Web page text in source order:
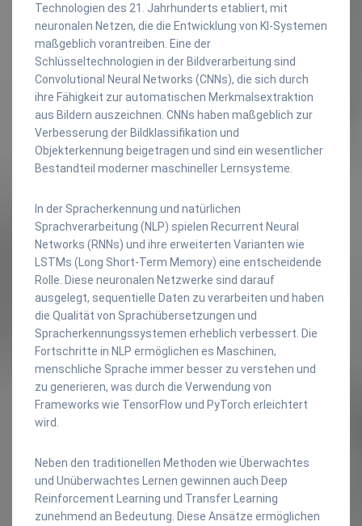
Technologien des 21. Jahrhunderts etabliert, mit
neuronalen Netzen, die die Entwicklung von KI-Systemen
maßgeblich vorantreiben. Eine der
Schlüsseltechnologien in der Bildverarbeitung sind
Convolutional Neural Networks (CNNs), die sich durch
ihre Fähigkeit zur automatischen Merkmalsextraktion
aus Bildern auszeichnen. CNNs haben maßgeblich zur
Verbesserung der Bildklassifikation und
Objekterkennung beigetragen und sind ein wesentlicher
Bestandteil moderner maschineller Lernsysteme.
In der Spracherkennung und natürlichen
Sprachverarbeitung (NLP) spielen Recurrent Neural
Networks (RNNs) und ihre erweiterten Varianten wie
LSTMs (Long Short-Term Memory) eine entscheidende
Rolle. Diese neuronalen Netzwerke sind darauf
ausgelegt, sequentielle Daten zu verarbeiten und haben
die Qualität von Sprachübersetzungen und
Spracherkennungssystemen erheblich verbessert. Die
Fortschritte in NLP ermöglichen es Maschinen,
menschliche Sprache immer besser zu verstehen und
zu generieren, was durch die Verwendung von
Frameworks wie TensorFlow und PyTorch erleichtert
wird.
Neben den traditionellen Methoden wie Überwachtes
und Unüberwachtes Lernen gewinnen auch Deep
Reinforcement Learning und Transfer Learning
zunehmend an Bedeutung. Diese Ansätze ermöglichen